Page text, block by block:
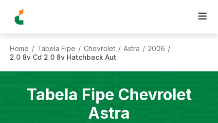
Home / Tabela Fipe / Chevrolet / Astra / 2006 /
2.0 8v Cd 2.0 8v Hatchback Aut
Tabela Fipe Chevrolet
Astra